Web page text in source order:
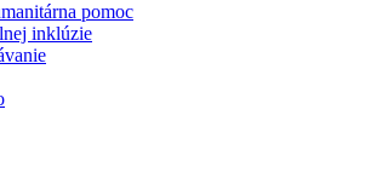
pomoc
inklúzie